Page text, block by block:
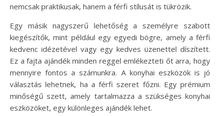
nemcsak praktikusak, hanem a férfi stílusát is tükrözik.
Egy másik nagyszerű lehetőség a személyre szabott
kiegészítők, mint például egy egyedi bögre, amely a férfi
kedvenc idézetével vagy egy kedves üzenettel díszített.
Ez a fajta ajándék minden reggel emlékezteti őt arra, hogy
mennyire fontos a számunkra. A konyhai eszközök is jó
választás lehetnek, ha a férfi szeret főzni. Egy prémium
minőségű szett, amely tartalmazza a szükséges konyhai
eszközöket, egy különleges ajándék lehet.